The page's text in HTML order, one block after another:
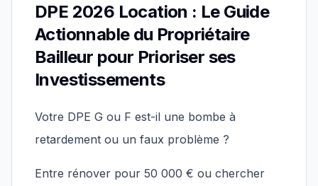
DPE 2026 Location : Le Guide
Actionnable du Propriétaire
Bailleur pour Prioriser ses
Investissements
Votre DPE G ou F est-il une bombe à
retardement ou un faux problème ?
Entre rénover pour 50 000 € ou chercher